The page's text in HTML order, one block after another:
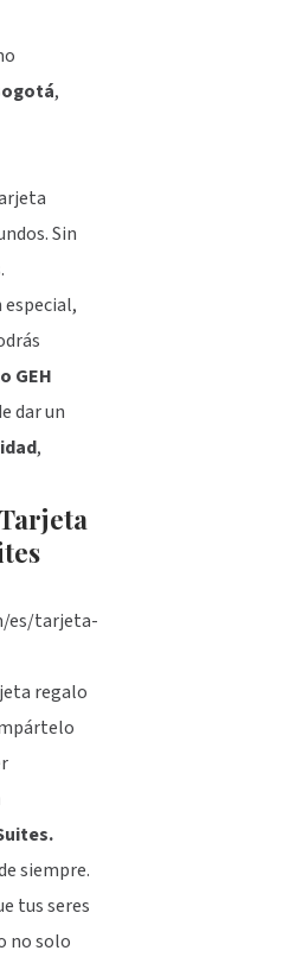
,
Sin
GEH
dar un
,
Tarjeta
es/tarjeta-
regalo
siempre.
tus seres
no solo